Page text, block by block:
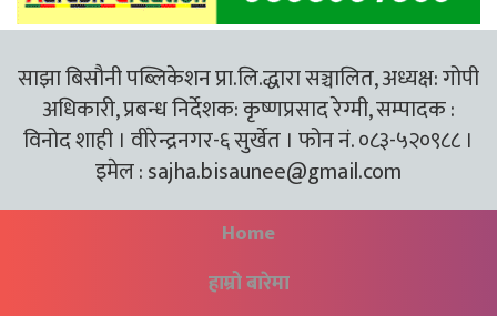
साझा बिसौनी पब्लिकेशन प्रा.लि.द्धारा सञ्चालित, अध्यक्ष: गोपी
अधिकारी, प्रबन्ध निर्देशक: कृष्णप्रसाद रेग्मी, सम्पादक :
विनोद शाही । वीरेन्द्रनगर-६ सुर्खेत । फोन नं. ०८३-५२०९८८ ।
इमेल :sajha.bisaunee@gmail.com
Home
हाम्रो बारेमा